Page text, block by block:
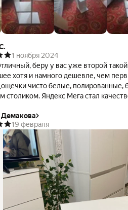
1 ноября 2024
беру у вас уже второй такой столик подкатной. В быту очень удобно с ним.
хотя и намного дешевле, чем первый,
столиком. Яндекс Мега стал
Демакова
19 февраля